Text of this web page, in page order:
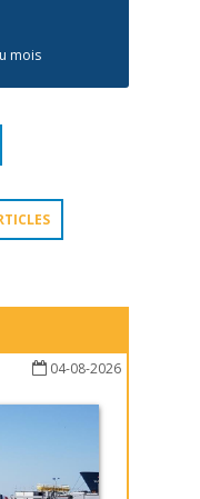
mois
04-08-2026